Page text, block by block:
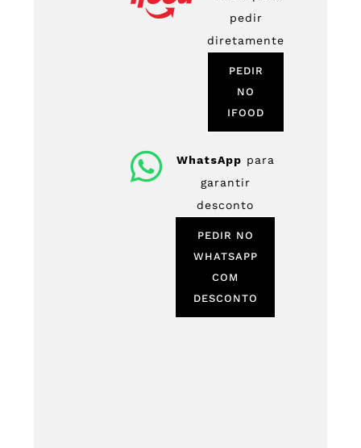
pedir
diretamente
PEDIR
NO
IFOOD
WhatsApp para
garantir
desconto
PEDIR NO
WHATSAPP
COM
DESCONTO